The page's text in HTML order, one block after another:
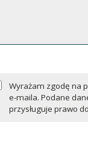
Wyrażam zgodę na
e-maila. Podane
przysługuje prawo